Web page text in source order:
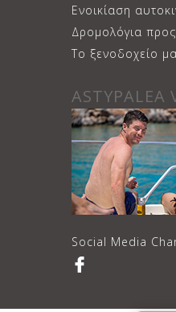
Ενοικίαση
Δρομολόγια
Το ξενοδοχείο
ASTYPALEA
Social Media